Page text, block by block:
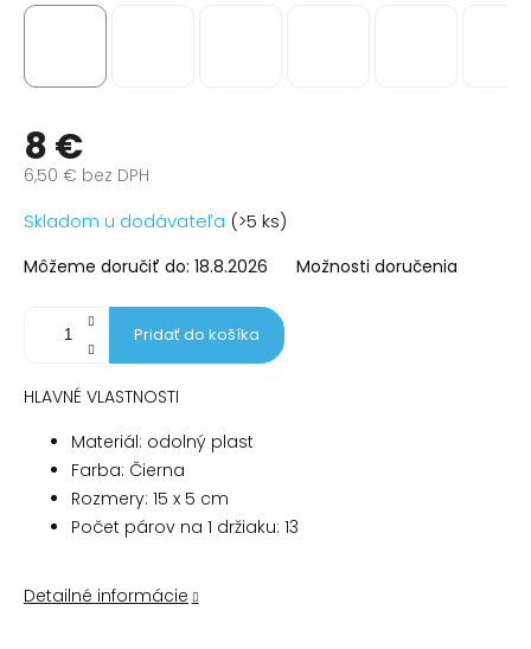
8 €
6,50 € bez DPH
cena:
Skladom u dodávateľa (>5 ks)
Môžeme doručiť do: 18.8.2026 Možnosti doručenia
Pridať do košíka
HLAVNÉ VLASTNOSTI
Materiál: odolný plast
Farba: Čierna
Rozmery: 15 x 5 cm
Počet párov na 1 držiaku: 13
Detailné informácie